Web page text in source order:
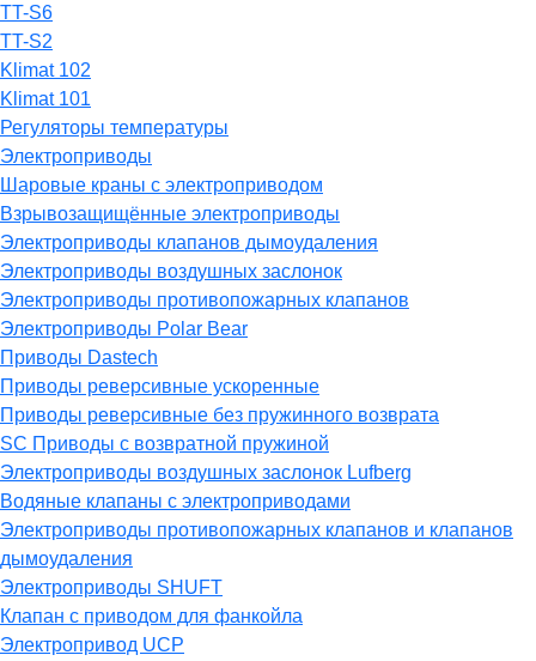
TT-S6
TT-S2
Klimat 102
Klimat 101
Регуляторы температуры
Электроприводы
Шаровые краны с электроприводом
Взрывозащищённые электроприводы
Электроприводы клапанов дымоудаления
Электроприводы воздушных заслонок
Электроприводы противопожарных клапанов
Электроприводы Polar Bear
Приводы Dastech
Приводы реверсивные ускоренные
Приводы реверсивные без пружинного возврата
SC Приводы с возвратной пружиной
Электроприводы воздушных заслонок Lufberg
Водяные клапаны с электроприводами
Электроприводы противопожарных клапанов и клапанов
дымоудаления
Электроприводы SHUFT
Клапан с приводом для фанкойла
Электропривод UCP